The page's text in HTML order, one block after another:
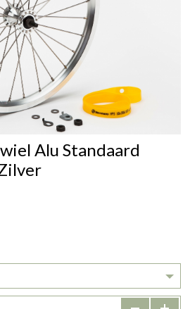
Alu Standaard
- +